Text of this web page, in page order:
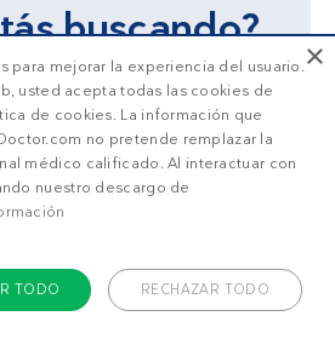
buscando?
Sentirme bien
×
para mejorar la experiencia del usuario.
usted acepta todas las cookies de
de cookies. La información que
no pretende remplazar la
médico calificado. Al interactuar con
nuestro descargo de
TODO RECHAZAR TODO